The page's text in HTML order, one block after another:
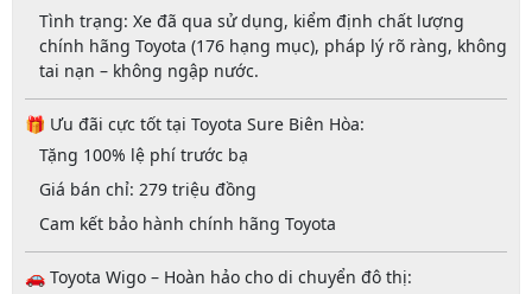
Tình trạng: Xe đã qua sử dụng, kiểm định chất lượng
chính hãng Toyota (176 hạng mục), pháp lý rõ ràng, không
tai nạn – không ngập nước.
🎁 Ưu đãi cực tốt tại Toyota Sure Biên Hòa:
Tặng 100% lệ phí trước bạ
Giá bán chỉ: 279 triệu đồng
Cam kết bảo hành chính hãng Toyota
🚗 Toyota Wigo – Hoàn hảo cho di chuyển đô thị: